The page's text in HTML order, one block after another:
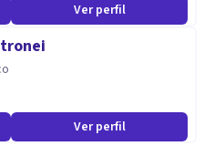
Ver perfil
Ver perfil